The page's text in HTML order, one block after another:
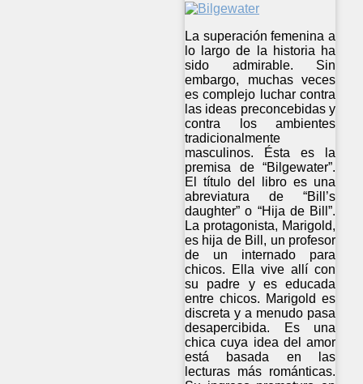
La superación femenina a
lo largo de la historia ha
sido admirable. Sin
embargo, muchas veces
es complejo luchar contra
las ideas preconcebidas y
contra los ambientes
tradicionalmente
masculinos. Ésta es la
premisa de “Bilgewater”.
El título del libro es una
abreviatura de “Bill’s
daughter” o “Hija de Bill”.
La protagonista, Marigold,
es hija de Bill, un profesor
de un internado para
chicos. Ella vive allí con
su padre y es educada
entre chicos. Marigold es
discreta y a menudo pasa
desapercibida. Es una
chica cuya idea del amor
está basada en las
lecturas más románticas.